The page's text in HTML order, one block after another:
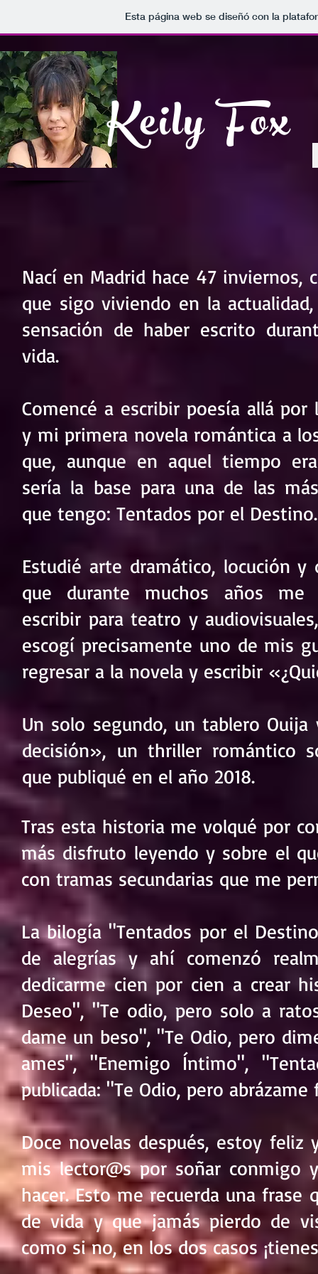
Esta página web se diseñó con la
Keily Fox
Nací en Madrid hace 47 inviernos,
que sigo viviendo en la
sensación de haber escrito
vida.
Comencé a escribir poesía allá por
y mi primera novela romántica a
que, aunque en aquel tiempo
sería la base para una de las
que tengo: Tentados por el Destino.
Estudié arte dramático, locución y
que durante muchos años me
escribir para teatro y
escogí precisamente uno de mis
regresar a la novela y escribir
Un solo segundo, un tablero Ouija
decisión», un thriller romántico
que publiqué en el año 2018.
Tras esta historia me volqué por
más disfruto leyendo y sobre el
con tramas secundarias que me
La bilogía "Tentados por el
de alegrías y ahí comenzó
dedicarme cien por cien a crear
Deseo", "Te odio, pero solo a
dame un beso", "Te Odio, pero
ames", "Enemigo Íntimo",
publicada: "Te Odio, pero abrázame
Doce novelas después, estoy feliz
mis lector@s por soñar conmigo
hacer. Esto me recuerda una
de vida y que jamás pierdo de
como si no, en los dos casos